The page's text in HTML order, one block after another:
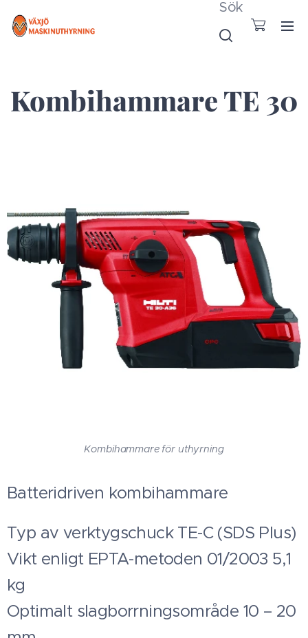
Sök
Kombihammare TE 30
Kombihammare för uthyrning
Batteridriven kombihammare
Typ av verktygschuck TE-C (SDS Plus)
Vikt enligt EPTA-metoden 01/2003 5,1
kg
Optimalt slagborrningsområde 10 – 20